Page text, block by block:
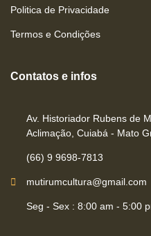
Politica de Privacidade
Termos e Condições
Contatos e infos
Av. Historiador Rubens de
Aclimação, Cuiabá - Mato
(66) 9 9698-7813
mutirumcultura@gmail.com
Seg - Sex : 8:00 am - 5:00